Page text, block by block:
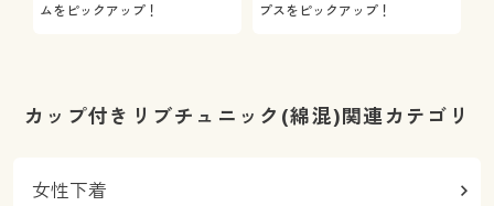
ムをピックアップ！
プスをピックアップ！
カップ付きリブチュニック(綿混)関連カテゴリ
女性下着